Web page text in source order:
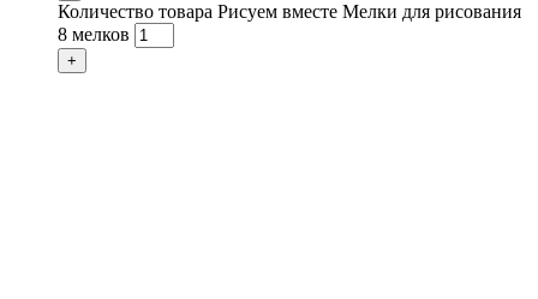
Количество товара Рисуем вместе Мелки для рисования
8 мелков
+